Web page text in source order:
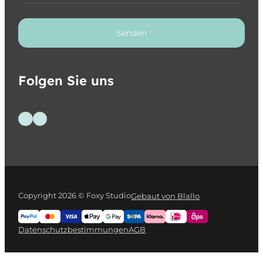
Senden
Folgen Sie uns
Folge uns auf Facebook
Folge uns auf Instagram
Copyright 2026 © Foxy StudioGebaut von Blallo
DatenschutzbestimmungenAGB